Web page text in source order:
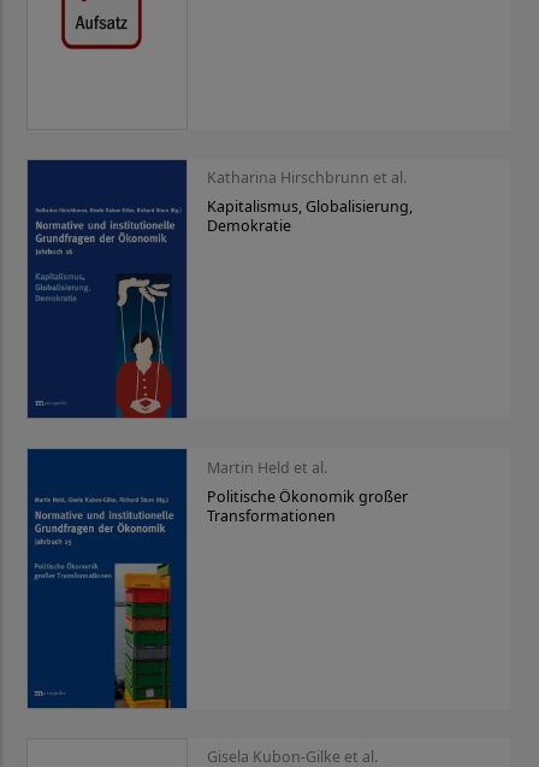
Katharina Hirschbrunn et al.
Kapitalismus, Globalisierung,
Demokratie
Martin Held et al.
Politische Ökonomik großer
Transformationen
Gisela Kubon-Gilke et al.